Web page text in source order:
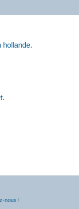
hollande.
nous !